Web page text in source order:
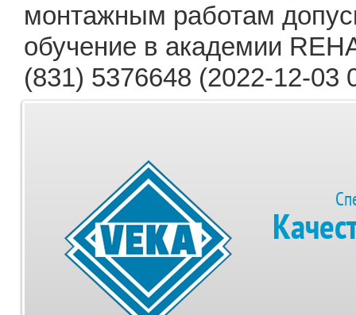
монтажным работам
обучение в академии
(831) 5376648 (2022-12-03